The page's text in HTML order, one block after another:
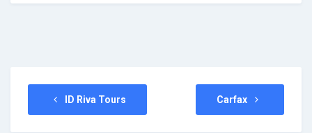
ID Riva Tours Carfax